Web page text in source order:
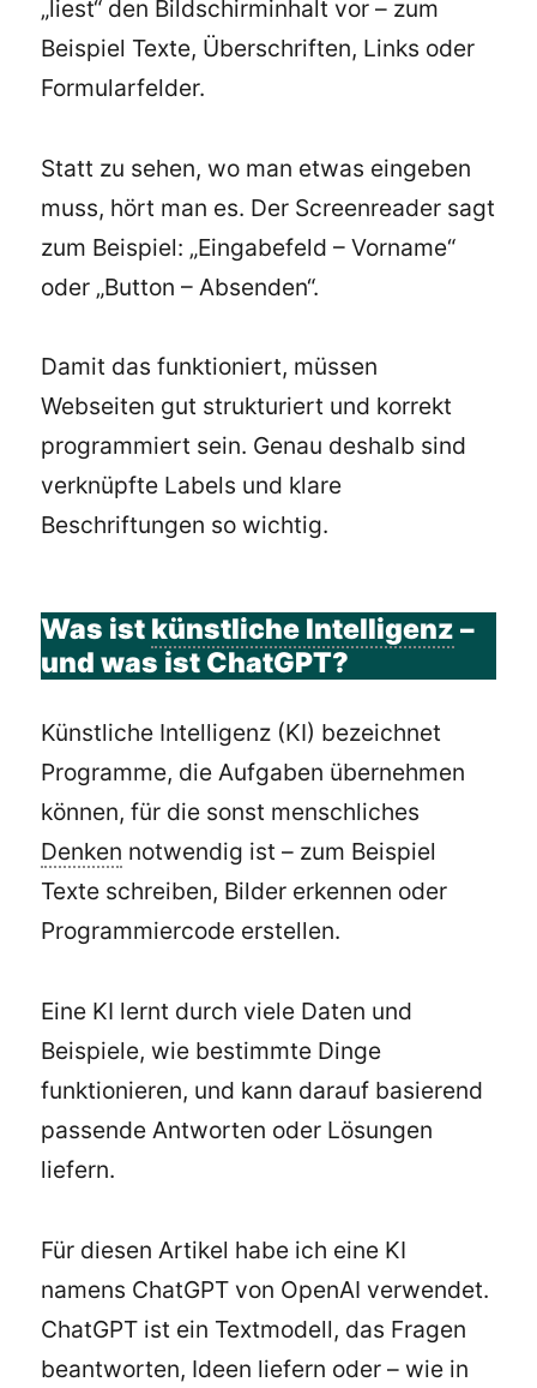
„liest“ den Bildschirminhalt vor – zum
Beispiel Texte, Überschriften, Links oder
Formularfelder.
Statt zu sehen, wo man etwas eingeben
muss, hört man es. Der Screenreader sagt
zum Beispiel: „Eingabefeld – Vorname“
oder „Button – Absenden“.
Damit das funktioniert, müssen
Webseiten gut strukturiert und korrekt
programmiert sein. Genau deshalb sind
verknüpfte Labels und klare
Beschriftungen so wichtig.
Was ist künstliche Intelligenz –
und was ist ChatGPT?
Künstliche Intelligenz (KI) bezeichnet
Programme, die Aufgaben übernehmen
können, für die sonst menschliches
Denken notwendig ist – zum Beispiel
Texte schreiben, Bilder erkennen oder
Programmiercode erstellen.
Eine KI lernt durch viele Daten und
Beispiele, wie bestimmte Dinge
funktionieren, und kann darauf basierend
passende Antworten oder Lösungen
liefern.
Für diesen Artikel habe ich eine KI
namens ChatGPT von OpenAI verwendet.
ChatGPT ist ein Textmodell, das Fragen
beantworten, Ideen liefern oder – wie in